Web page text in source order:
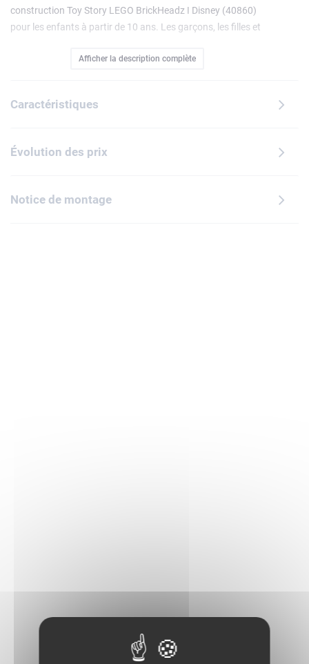
construction Toy Story LEGO BrickHeadz ǀ Disney (40860)
pour les enfants à partir de 10 ans. Les garçons, les filles et
connus, dans leurs tenues emblématiques : Woody, Buzz
d'adorables éléments de décoration inspirés des films. Ce
pour les enfants et les fans de Disney. Contient 528 pièces.
Afficher la description complète
Caractéristiques
Évolution des prix
Notice de montage